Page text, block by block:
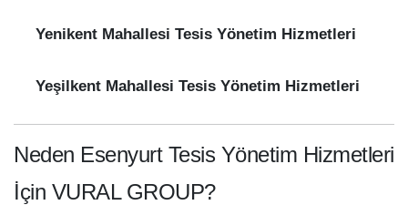
Yenikent Mahallesi Tesis Yönetim Hizmetleri
Yeşilkent Mahallesi Tesis Yönetim Hizmetleri
Neden Esenyurt Tesis Yönetim Hizmetleri
İçin VURAL GROUP?